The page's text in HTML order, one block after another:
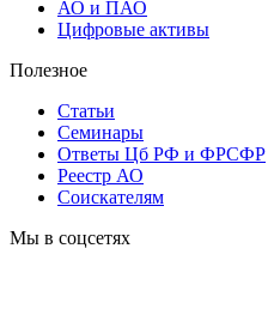
АО и ПАО
Цифровые активы
Полезное
Статьи
Cеминары
Ответы Цб РФ и ФРСФР
Реестр АО
Соискателям
Мы в соцсетях